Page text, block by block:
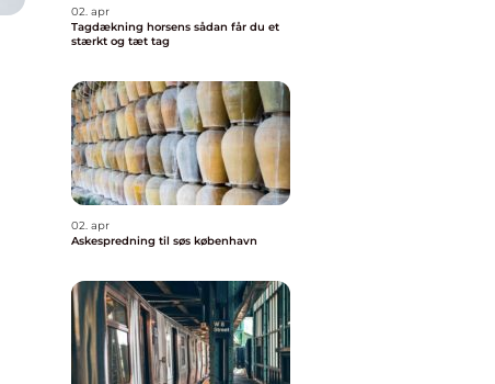
02. apr
Tagdækning horsens sådan får du et
stærkt og tæt tag
02. apr
Askespredning til søs københavn